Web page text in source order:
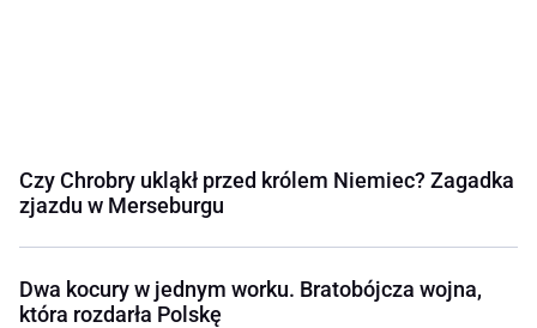
Czy Chrobry ukląkł przed królem Niemiec? Zagadka
zjazdu w Merseburgu
Dwa kocury w jednym worku. Bratobójcza wojna,
która rozdarła Polskę